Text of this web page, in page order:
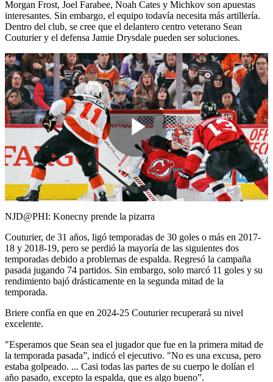
Morgan Frost, Joel Farabee, Noah Cates y Michkov son apuestas
interesantes. Sin embargo, el equipo todavía necesita más artillería.
Dentro del club, se cree que el delantero centro veterano Sean
Couturier y el defensa Jamie Drysdale pueden ser soluciones.
Play
Video
NJD@PHI: Konecny prende la pizarra
Couturier, de 31 años, ligó temporadas de 30 goles o más en 2017-
18 y 2018-19, pero se perdió la mayoría de las siguientes dos
temporadas debido a problemas de espalda. Regresó la campaña
pasada jugando 74 partidos. Sin embargo, solo marcó 11 goles y su
rendimiento bajó drásticamente en la segunda mitad de la
temporada.
Briere confía en que en 2024-25 Couturier recuperará su nivel
excelente.
"Esperamos que Sean sea el jugador que fue en la primera mitad de
la temporada pasada”, indicó el ejecutivo. "No es una excusa, pero
estaba golpeado. ... Casi todas las partes de su cuerpo le dolían el
año pasado, excepto la espalda, que es algo bueno”.